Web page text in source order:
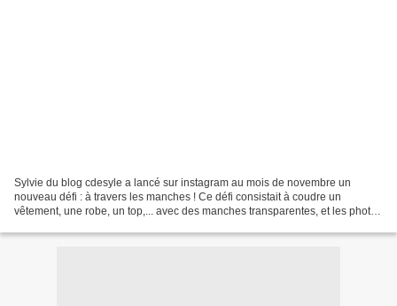
Sylvie du blog cdesyle a lancé sur instagram au mois de novembre un
nouveau défi : à travers les manches ! Ce défi consistait à coudre un
vêtement, une robe, un top,... avec des manches transparentes, et les photos